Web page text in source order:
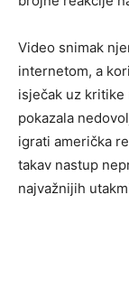
Video snimak
internetom, a
isječak uz kritike
pokazala
igrati američka
takav nastup
najvažnijih